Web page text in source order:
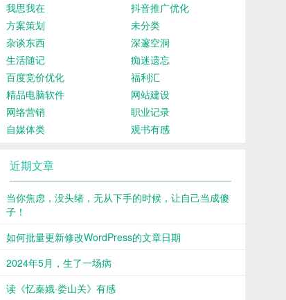
我思我在
抖音推广优化
方案策划
未分类
杂谈东西
深邃空洞
生活随记
痴迷遗忘
百度竞价优化
福利汇
精品电脑软件
网站建设
网络营销
职业记录
自媒体类
观书有感
近期文章
当你焦虑，没头绪，无从下手的时候，让自己当成傻
子！
如何批量更新修改WordPress的文章日期
2024年5月，生了一场病
读《忆秦娥·娄山关》有感